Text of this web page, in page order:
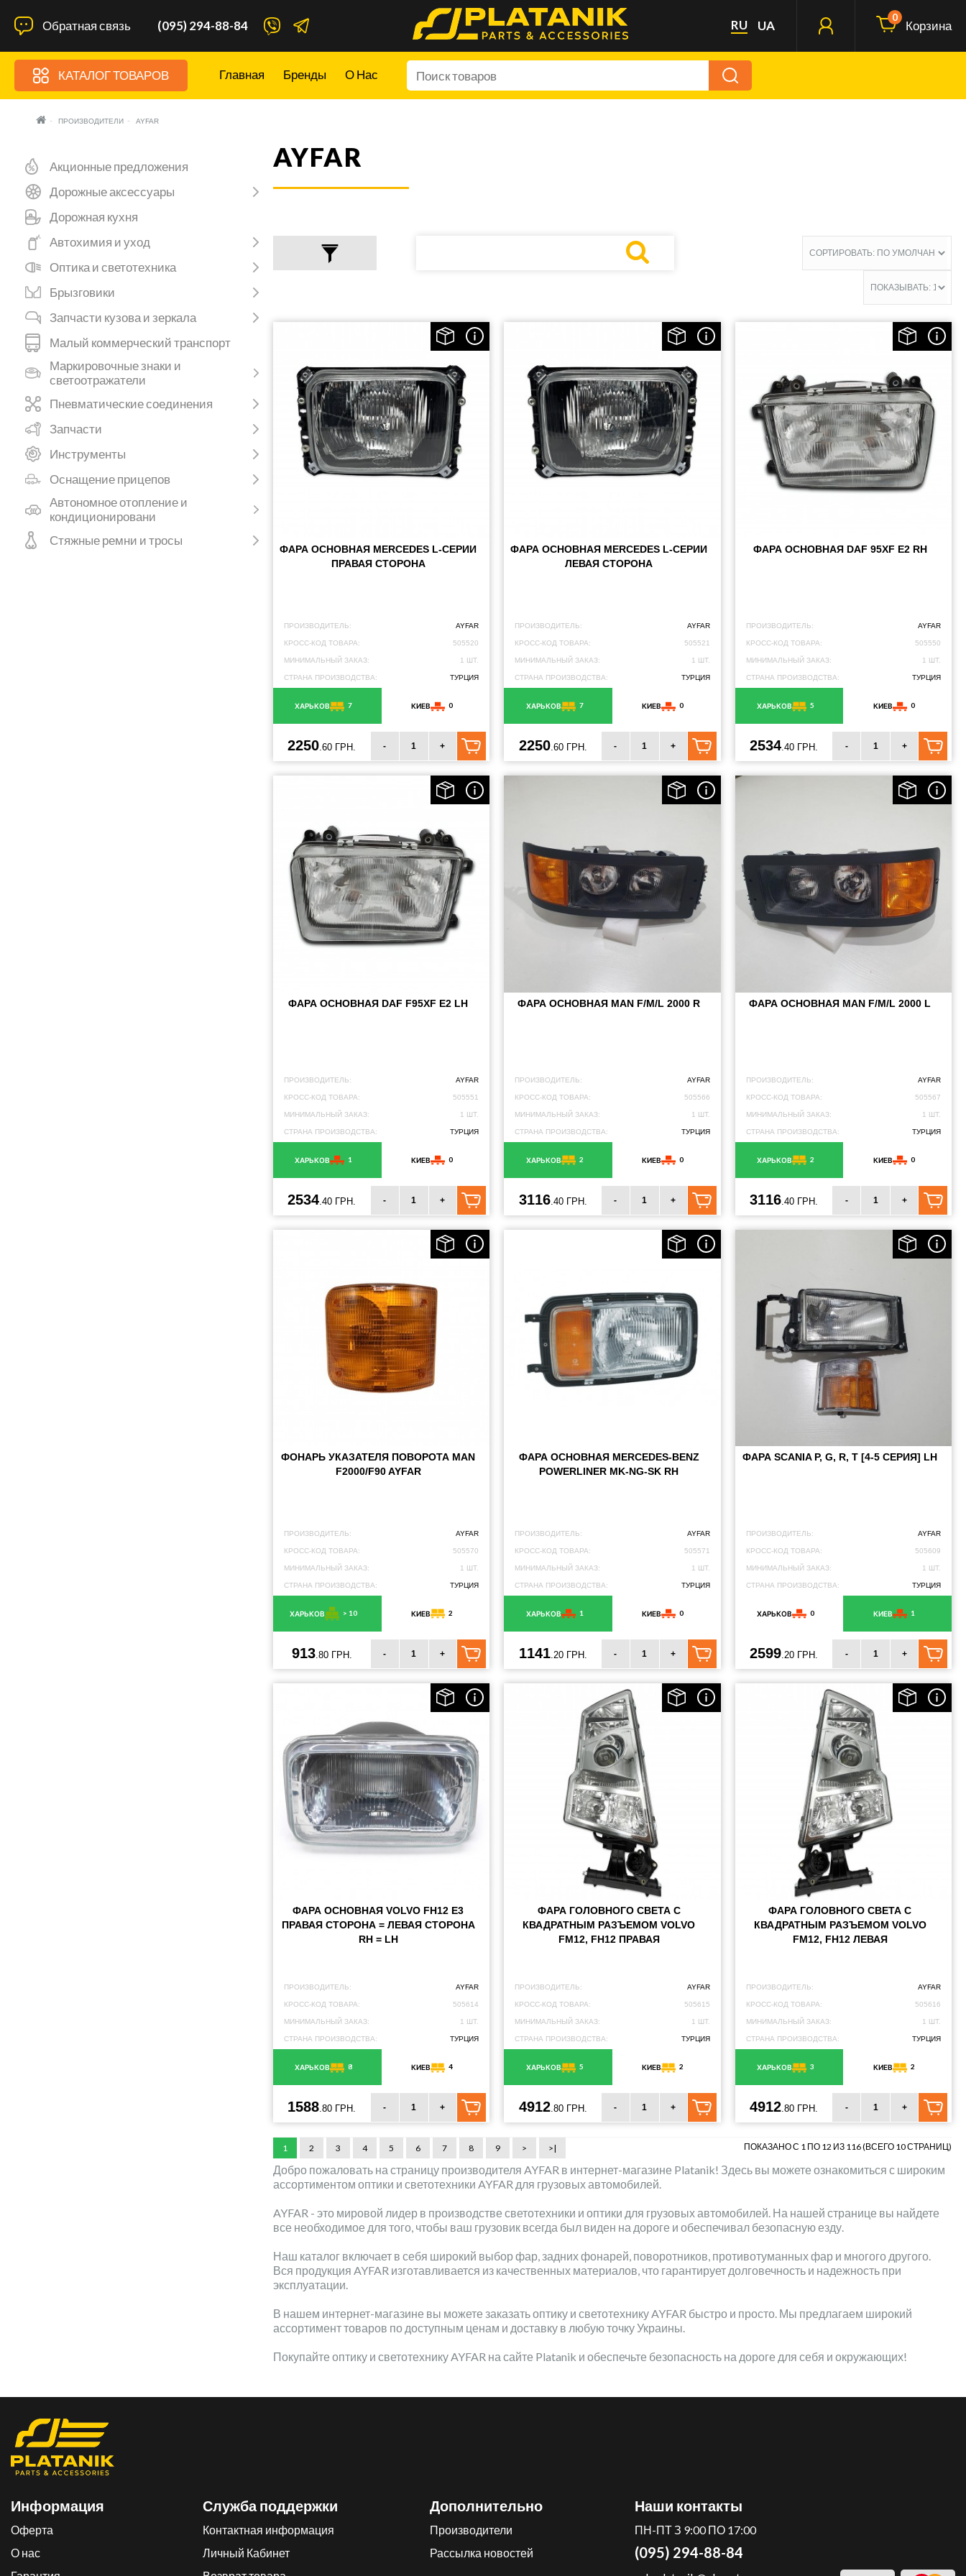
Обратная связь (095) 294-88-84 RU UA
0
Корзина
КАТАЛОГ ТОВАРОВ Главная Бренды О Нас
Акционные предложения
Дорожные аксессуары
Дорожная кухня
Автохимия и уход
Оптика и светотехника
Брызговики
Запчасти кузова и зеркала
Малый коммерческий транспорт
Маркировочные знаки и
светоотражатели
Пневматические соединения
Запчасти
Инструменты
Оснащение прицепов
Автономное отопление и
кондиционировани
Стяжные ремни и тросы
ПРОИЗВОДИТЕЛИ AYFAR
AYFAR
ФАРА ОСНОВНАЯ MERCEDES L-СЕРИИ
ПРАВАЯ СТОРОНА
ПРОИЗВОДИТЕЛЬ: AYFAR
КРОСС-КОД ТОВАРА: 505520
МИНИМАЛЬНЫЙ ЗАКАЗ: 1 ШТ.
СТРАНА ПРОИЗВОДСТВА: ТУРЦИЯ
ХАРЬКОВ 7 КИЕВ 0
2250.60 ГРН. - +
ФАРА ОСНОВНАЯ MERCEDES L-СЕРИИ
ЛЕВАЯ СТОРОНА
ПРОИЗВОДИТЕЛЬ: AYFAR
КРОСС-КОД ТОВАРА: 505521
МИНИМАЛЬНЫЙ ЗАКАЗ: 1 ШТ.
СТРАНА ПРОИЗВОДСТВА: ТУРЦИЯ
ХАРЬКОВ 7 КИЕВ 0
2250.60 ГРН. - +
ФАРА ОСНОВНАЯ DAF 95XF E2 RH
ПРОИЗВОДИТЕЛЬ: AYFAR
КРОСС-КОД ТОВАРА: 505550
МИНИМАЛЬНЫЙ ЗАКАЗ: 1 ШТ.
СТРАНА ПРОИЗВОДСТВА: ТУРЦИЯ
ХАРЬКОВ 5 КИЕВ 0
2534.40 ГРН. - +
ФАРА ОСНОВНАЯ DAF F95XF E2 LH
ПРОИЗВОДИТЕЛЬ: AYFAR
КРОСС-КОД ТОВАРА: 505551
МИНИМАЛЬНЫЙ ЗАКАЗ: 1 ШТ.
СТРАНА ПРОИЗВОДСТВА: ТУРЦИЯ
ХАРЬКОВ 1 КИЕВ 0
2534 .40 ГРН. - +
ФАРА ОСНОВНАЯ MAN F/M/L 2000 R
ПРОИЗВОДИТЕЛЬ: AYFAR
КРОСС-КОД ТОВАРА: 505566
МИНИМАЛЬНЫЙ ЗАКАЗ: 1 ШТ.
СТРАНА ПРОИЗВОДСТВА: ТУРЦИЯ
ХАРЬКОВ 2 КИЕВ 0
3116.40 ГРН. - +
ФАРА ОСНОВНАЯ MAN F/M/L 2000 L
ПРОИЗВОДИТЕЛЬ: AYFAR
КРОСС-КОД ТОВАРА: 505567
МИНИМАЛЬНЫЙ ЗАКАЗ: 1 ШТ.
СТРАНА ПРОИЗВОДСТВА: ТУРЦИЯ
ХАРЬКОВ 2 КИЕВ 0
3116.40 ГРН. - +
ФОНАРЬ УКАЗАТЕЛЯ ПОВОРОТА MAN
F2000/F90 AYFAR
ПРОИЗВОДИТЕЛЬ: AYFAR
КРОСС-КОД ТОВАРА: 505570
МИНИМАЛЬНЫЙ ЗАКАЗ: 1 ШТ.
СТРАНА ПРОИЗВОДСТВА: ТУРЦИЯ
ХАРЬКОВ > 10 КИЕВ 2
913.80 ГРН. - +
ФАРА ОСНОВНАЯ MERCEDES-BENZ
POWERLINER MK-NG-SK RH
ПРОИЗВОДИТЕЛЬ: AYFAR
КРОСС-КОД ТОВАРА: 505571
МИНИМАЛЬНЫЙ ЗАКАЗ: 1 ШТ.
СТРАНА ПРОИЗВОДСТВА: ТУРЦИЯ
ХАРЬКОВ 1 КИЕВ 0
1141.20 ГРН. - +
ФАРА SCANIA P, G, R, T [4-5 СЕРИЯ] LH
ПРОИЗВОДИТЕЛЬ: AYFAR
КРОСС-КОД ТОВАРА: 505609
МИНИМАЛЬНЫЙ ЗАКАЗ: 1 ШТ.
СТРАНА ПРОИЗВОДСТВА: ТУРЦИЯ
ХАРЬКОВ 0 КИЕВ 1
2599.20 ГРН. - +
ФАРА ОСНОВНАЯ VOLVO FH12 E3
ПРАВАЯ СТОРОНА = ЛЕВАЯ СТОРОНА
RH = LH
ПРОИЗВОДИТЕЛЬ: AYFAR
КРОСС-КОД ТОВАРА: 505614
МИНИМАЛЬНЫЙ ЗАКАЗ: 1 ШТ.
СТРАНА ПРОИЗВОДСТВА: ТУРЦИЯ
ХАРЬКОВ 8 КИЕВ 4
1588.80 ГРН. - +
ФАРА ГОЛОВНОГО СВЕТА С
КВАДРАТНЫМ РАЗЪЕМОМ VOLVO
FM12, FH12 ПРАВАЯ
ПРОИЗВОДИТЕЛЬ: AYFAR
КРОСС-КОД ТОВАРА: 505615
МИНИМАЛЬНЫЙ ЗАКАЗ: 1 ШТ.
СТРАНА ПРОИЗВОДСТВА: ТУРЦИЯ
ХАРЬКОВ 5 КИЕВ 2
4912.80 ГРН. - +
ФАРА ГОЛОВНОГО СВЕТА С
КВАДРАТНЫМ РАЗЪЕМОМ VOLVO
FM12, FH12 ЛЕВАЯ
ПРОИЗВОДИТЕЛЬ: AYFAR
КРОСС-КОД ТОВАРА: 505616
МИНИМАЛЬНЫЙ ЗАКАЗ: 1 ШТ.
СТРАНА ПРОИЗВОДСТВА: ТУРЦИЯ
ХАРЬКОВ 3 КИЕВ 2
4912.80 ГРН. - +
1 2 3 4 5 6 7 8 9 > >| ПОКАЗАНО С 1 ПО 12 ИЗ 116 (ВСЕГО 10 СТРАНИЦ)
Добро пожаловать на страницу производителя AYFAR в интернет-магазине Platanik! Здесь вы можете ознакомиться с широким
ассортиментом оптики и светотехники AYFAR для грузовых автомобилей.
AYFAR - это мировой лидер в производстве светотехники и оптики для грузовых автомобилей. На нашей странице вы найдете
все необходимое для того, чтобы ваш грузовик всегда был виден на дороге и обеспечивал безопасную езду.
Наш каталог включает в себя широкий выбор фар, задних фонарей, поворотников, противотуманных фар и многого другого.
Вся продукция AYFAR изготавливается из качественных материалов, что гарантирует долговечность и надежность при
эксплуатации.
В нашем интернет-магазине вы можете заказать оптику и светотехнику AYFAR быстро и просто. Мы предлагаем широкий
ассортимент товаров по доступным ценам и доставку в любую точку Украины.
Покупайте оптику и светотехнику AYFAR на сайте Platanik и обеспечьте безопасность на дороге для себя и окружающих!
Информация
Оферта
О нас
Служба поддержки
Контактная информация
Личный Кабинет
Дополнительно
Производители
Рассылка новостей
Наши контакты
ПН-ПТ З 9:00 ПО 17:00
(095) 294-88-84